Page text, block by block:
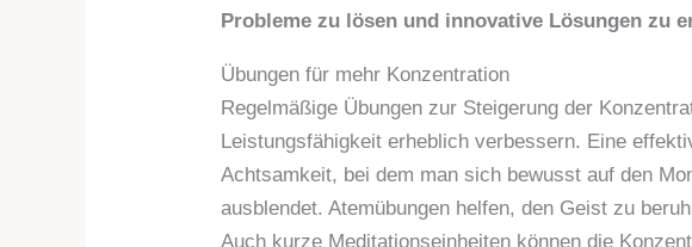
Probleme zu lösen und innovative Lösungen zu
Übungen für mehr Konzentration
Regelmäßige Übungen zur Steigerung der
Leistungsfähigkeit erheblich verbessern. Eine
Achtsamkeit, bei dem man sich bewusst auf den
ausblendet. Atemübungen helfen, den Geist zu
Auch kurze Meditationseinheiten können die